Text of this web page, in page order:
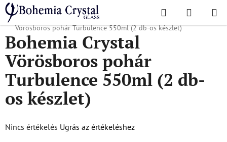
Ugrás
fő
tartalomhoz
Keresés KOSÁR
Kezdőlap
/ Népszerű kollekciók / Turbulencia
Bohemia Crystal
Vörösboros pohár Turbulence 550ml (2 db-os készlet)
Bohemia Crystal
Vörösboros pohár
Turbulence 550ml (2 db-
os készlet)
A
Nincs értékelés Ugrás az értékeléshez